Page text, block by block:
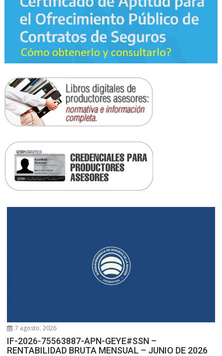
7 agosto, 2026
IF-2026-75563887-APN-GEYE#SSN –
RENTABILIDAD BRUTA MENSUAL – JUNIO DE 2026